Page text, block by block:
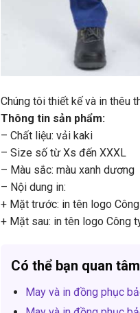
Chúng tôi thiết kế và in thêu
Thông tin sản phẩm:
– Chất liệu: vải kaki
– Size số từ Xs đến XXXL
– Màu sắc: màu xanh dương
– Nội dung in:
+ Mặt trước: in tên logo
+ Mặt sau: in tên logo Công
Có thể bạn quan tâm
May và in đồng phục